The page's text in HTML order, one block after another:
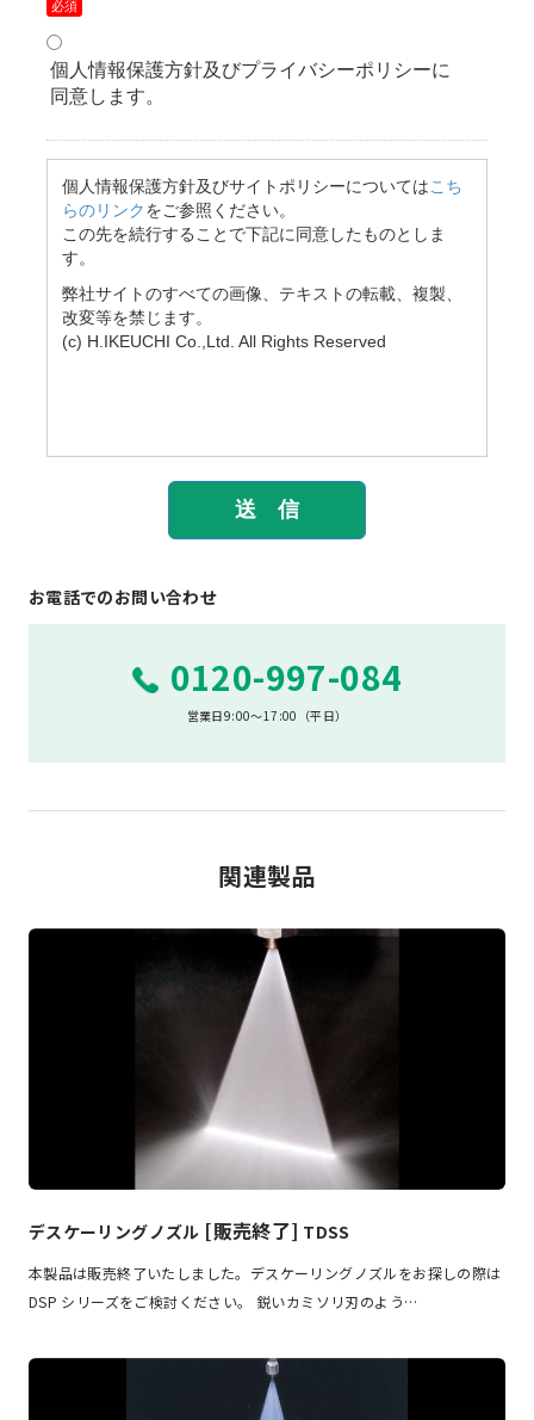
お電話でのお問い合わせ
0120-997-084
営業日9:00～17:00（平日）
関連製品
デスケーリングノズル [販売終了] TDSS
本製品は販売終了いたしました。デスケーリングノズルをお探しの際は
DSP シリーズをご検討ください。 鋭いカミソリ刃のよう…